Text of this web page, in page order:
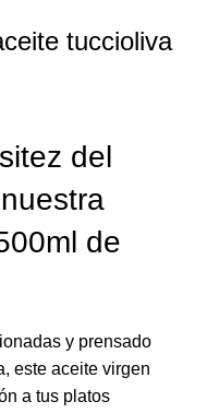
tuccioliva
del
de
y prensado
este aceite virgen
a tus platos